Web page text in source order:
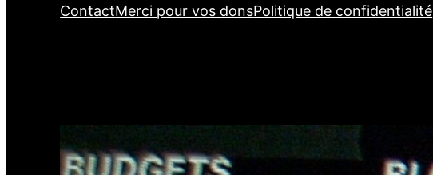
ContactMerci pour vos donsPolitique de confidentialité